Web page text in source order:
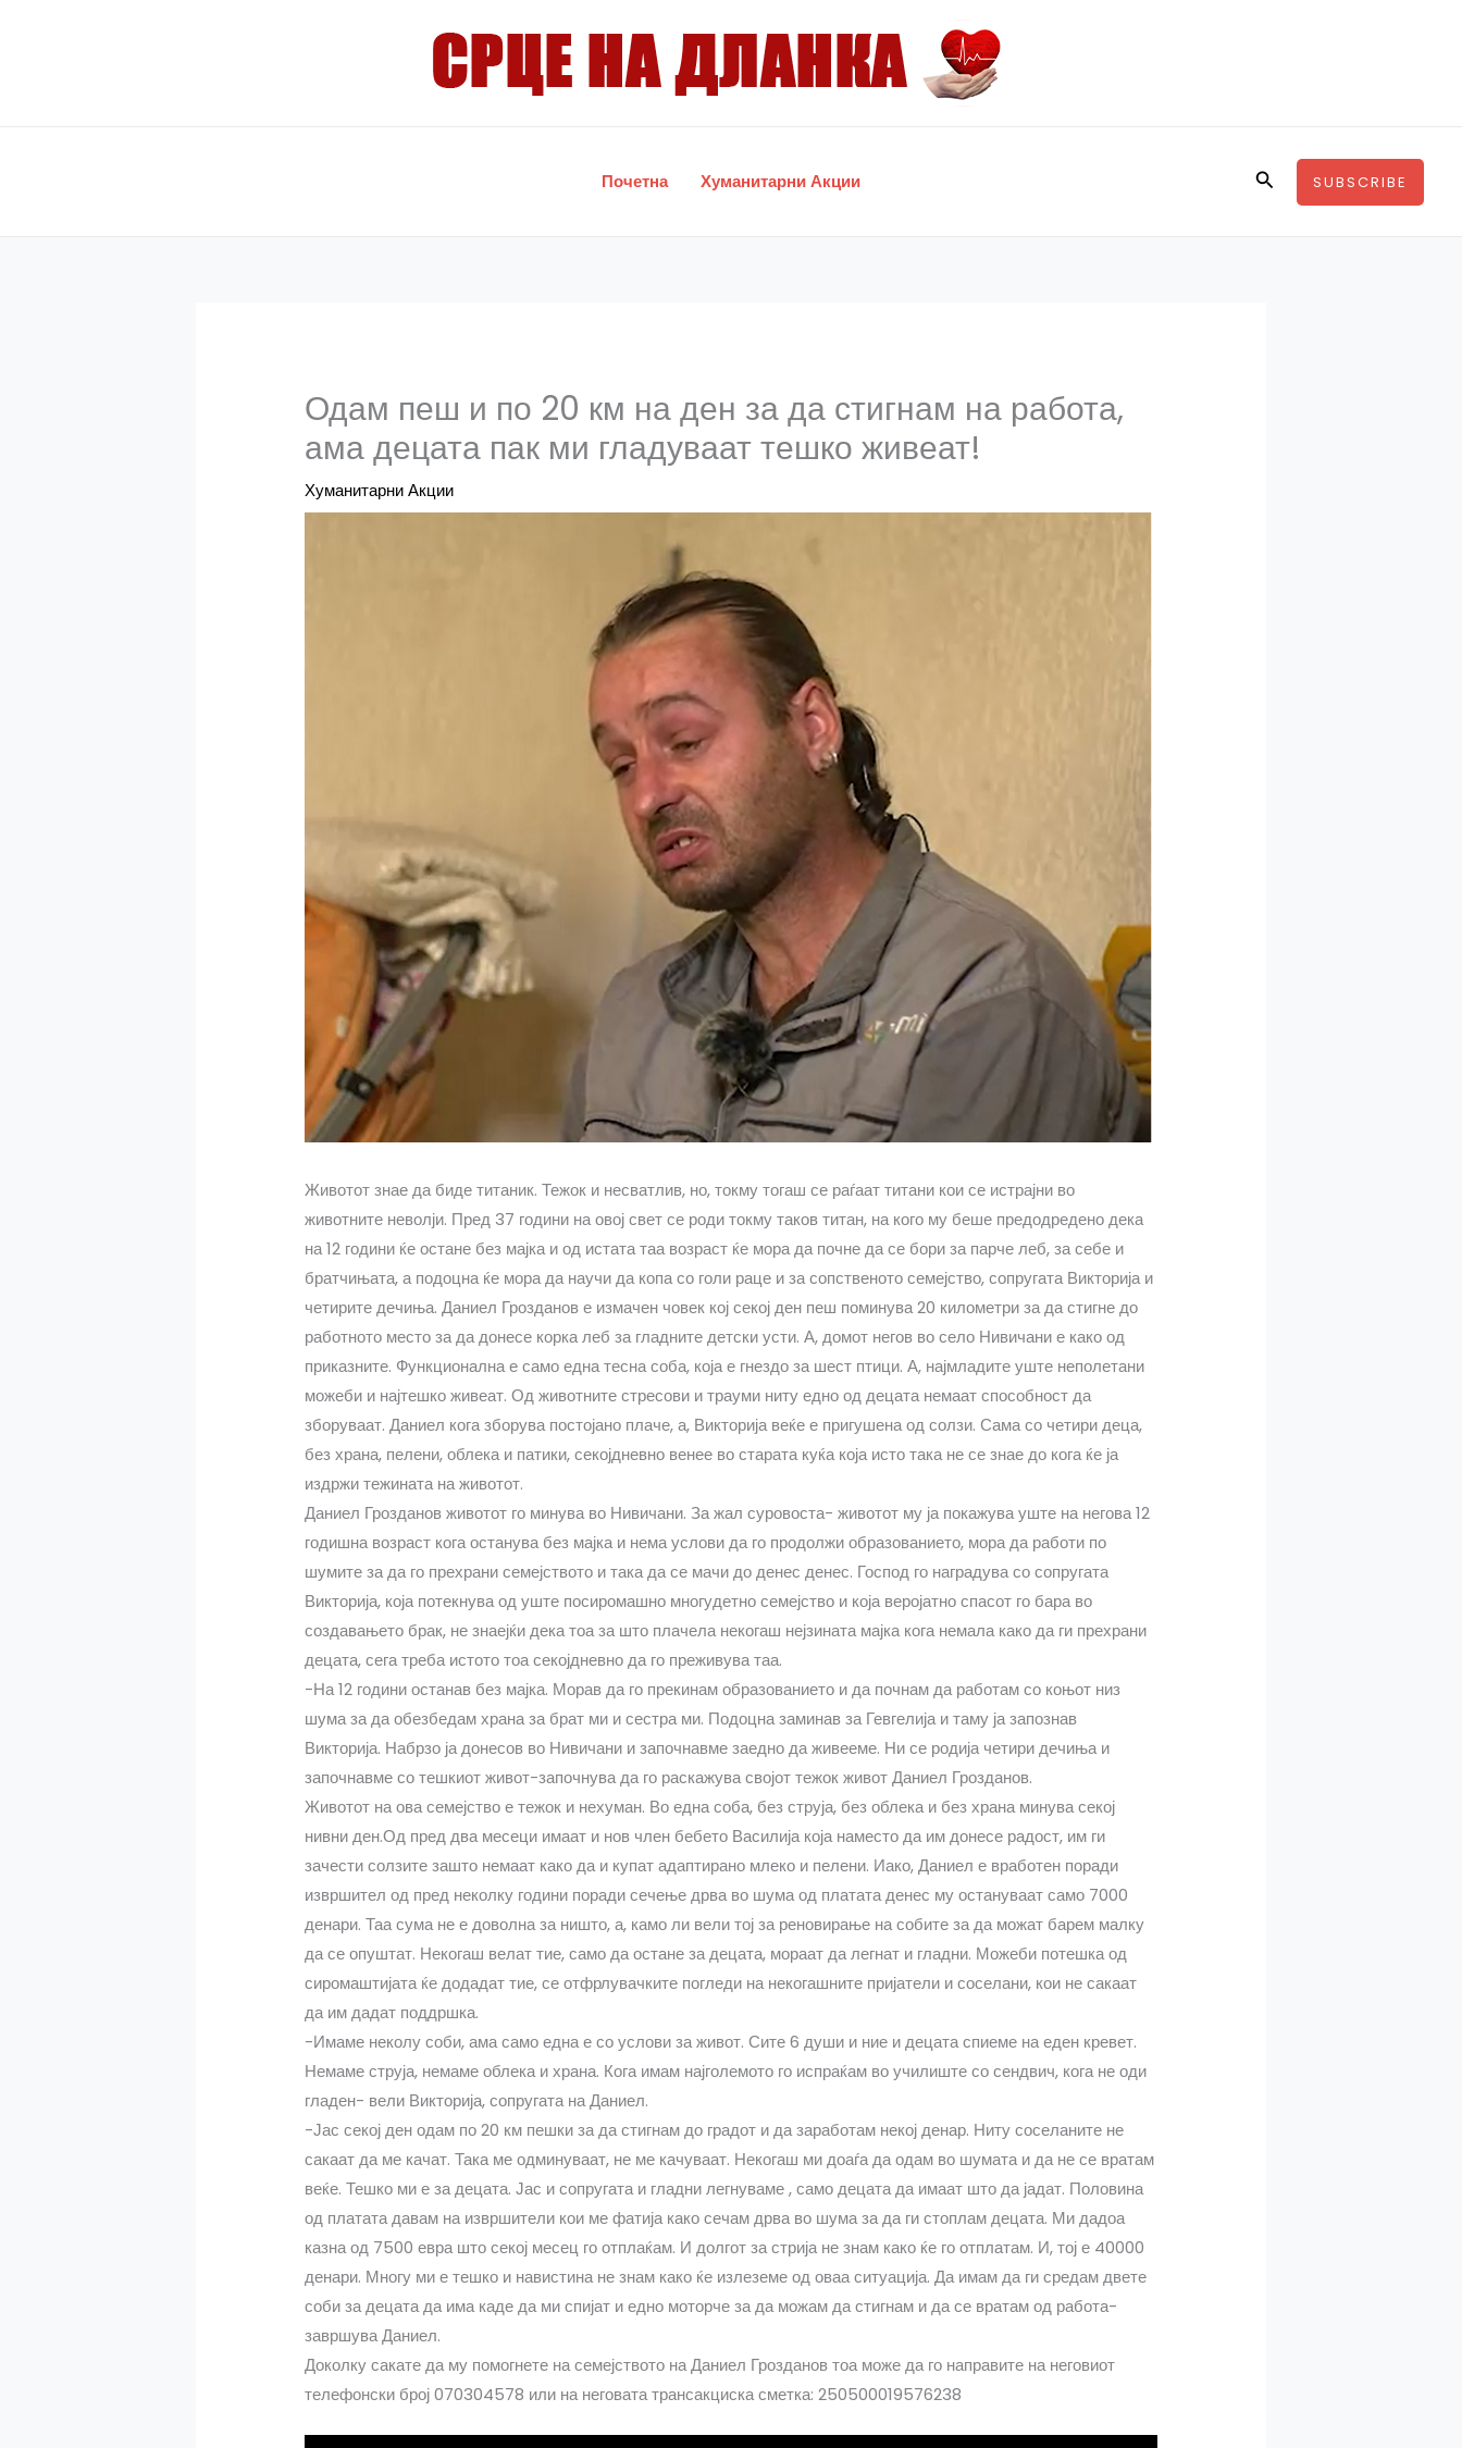
Почетна Хуманитарни Акции SearchSUBSCRIBE
Одам пеш и по 20 км на ден за да стигнам на работа,
ама децата пак ми гладуваат тешко живеат!
Хуманитарни Акции
Животот знае да биде титаник. Тежок и несватлив, но, токму тогаш се раѓаат титани кои се истрајни во
животните неволји. Пред 37 години на овој свет се роди токму таков титан, на кого му беше предодредено дека
на 12 години ќе остане без мајка и од истата таа возраст ќе мора да почне да се бори за парче леб, за себе и
братчињата, а подоцна ќе мора да научи да копа со голи раце и за сопственото семејство, сопругата Викторија и
четирите дечиња. Даниел Грозданов е измачен човек кој секој ден пеш поминува 20 километри за да стигне до
работното место за да донесе корка леб за гладните детски усти. А, домот негов во село Нивичани е како од
приказните. Функционална е само една тесна соба, која е гнездо за шест птици. А, најмладите уште неполетани
можеби и најтешко живеат. Од животните стресови и трауми ниту едно од децата немаат способност да
зборуваат. Даниел кога зборува постојано плаче, а, Викторија веќе е пригушена од солзи. Сама со четири деца,
без храна, пелени, облека и патики, секојдневно венее во старата куќа која исто така не се знае до кога ќе ја
издржи тежината на животот.
Даниел Грозданов животот го минува во Нивичани. За жал суровоста- животот му ја покажува уште на негова 12
годишна возраст кога останува без мајка и нема услови да го продолжи образованието, мора да работи по
шумите за да го прехрани семејството и така да се мачи до денес денес. Господ го наградува со сопругата
Викторија, која потекнува од уште посиромашно многудетно семејство и која веројатно спасот го бара во
создавањето брак, не знаејќи дека тоа за што плачела некогаш нејзината мајка кога немала како да ги прехрани
децата, сега треба истото тоа секојдневно да го преживува таа.
-На 12 години останав без мајка. Морав да го прекинам образованието и да почнам да работам со коњот низ
шума за да обезбедам храна за брат ми и сестра ми. Подоцна заминав за Гевгелија и таму ја запознав
Викторија. Набрзо ја донесов во Нивичани и започнавме заедно да живееме. Ни се родија четири дечиња и
започнавме со тешкиот живот-започнува да го раскажува својот тежок живот Даниел Грозданов.
Животот на ова семејство е тежок и нехуман. Во една соба, без струја, без облека и без храна минува секој
нивни ден.Од пред два месеци имаат и нов член бебето Василија која наместо да им донесе радост, им ги
зачести солзите зашто немаат како да и купат адаптирано млеко и пелени. Иако, Даниел е вработен поради
извршител од пред неколку години поради сечење дрва во шума од платата денес му остануваат само 7000
денари. Таа сума не е доволна за ништо, а, камо ли вели тој за реновирање на собите за да можат барем малку
да се опуштат. Некогаш велат тие, само да остане за децата, мораат да легнат и гладни. Можеби потешка од
сиромаштијата ќе додадат тие, се отфрлувачките погледи на некогашните пријатели и соселани, кои не сакаат
да им дадат поддршка.
-Имаме неколу соби, ама само една е со услови за живот. Сите 6 души и ние и децата спиеме на еден кревет.
Немаме струја, немаме облека и храна. Кога имам најголемото го испраќам во училиште со сендвич, кога не оди
гладен- вели Викторија, сопругата на Даниел.
-Јас секој ден одам по 20 км пешки за да стигнам до градот и да заработам некој денар. Ниту соселаните не
сакаат да ме качат. Така ме одминуваат, не ме качуваат. Некогаш ми доаѓа да одам во шумата и да не се вратам
веќе. Тешко ми е за децата. Јас и сопругата и гладни легнуваме , само децата да имаат што да јадат. Половина
од платата давам на извршители кои ме фатија како сечам дрва во шума за да ги стоплам децата. Ми дадоа
казна од 7500 евра што секој месец го отплаќам. И долгот за стрија не знам како ќе го отплатам. И, тој е 40000
денари. Многу ми е тешко и навистина не знам како ќе излеземе од оваа ситуација. Да имам да ги средам двете
соби за децата да има каде да ми спијат и едно моторче за да можам да стигнам и да се вратам од работа-
завршува Даниел.
Доколку сакате да му помогнете на семејството на Даниел Грозданов тоа може да го направите на неговиот
телефонски број 070304578 или на неговата трансакциска сметка: 250500019576238